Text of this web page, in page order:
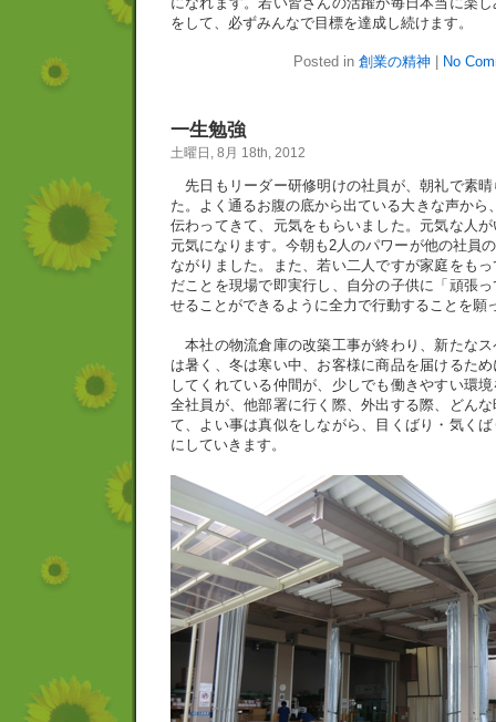
をして、必ずみんなで目標を達成し続けます。
Posted in 創業の精神| No
一生勉強
土曜日, 8月 18th, 2012
先日もリーダー研修明けの社員が、朝礼で素
た。よく通るお腹の底から出ている大きな声から
伝わってきて、元気をもらいました。元気な人
元気になります。今朝も2人のパワーが他の社員
ながりました。また、若い二人ですが家庭をも
だことを現場で即実行し、自分の子供に「頑張
せることができるように全力で行動することを願
本社の物流倉庫の改築工事が終わり、新たな
は暑く、冬は寒い中、お客様に商品を届けるた
してくれている仲間が、少しでも働きやすい環
全社員が、他部署に行く際、外出する際、どん
て、よい事は真似をしながら、目くばり・気く
にしていきます。